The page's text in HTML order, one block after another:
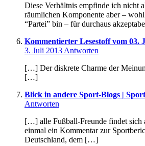
Diese Verhältnis empfinde ich nicht
räumlichen Komponente aber –
“Partei” bin – für durchaus
Kommentierter Lesestoff vom 03.
3. Juli 201318:53
Antworten
[…] Der diskrete Charme der
[…]
Blick in andere Sport-Blogs |
Antworten
[…] alle Fußball-Freunde findet sich
einmal ein Kommentar zur
Deutschland, dem […]